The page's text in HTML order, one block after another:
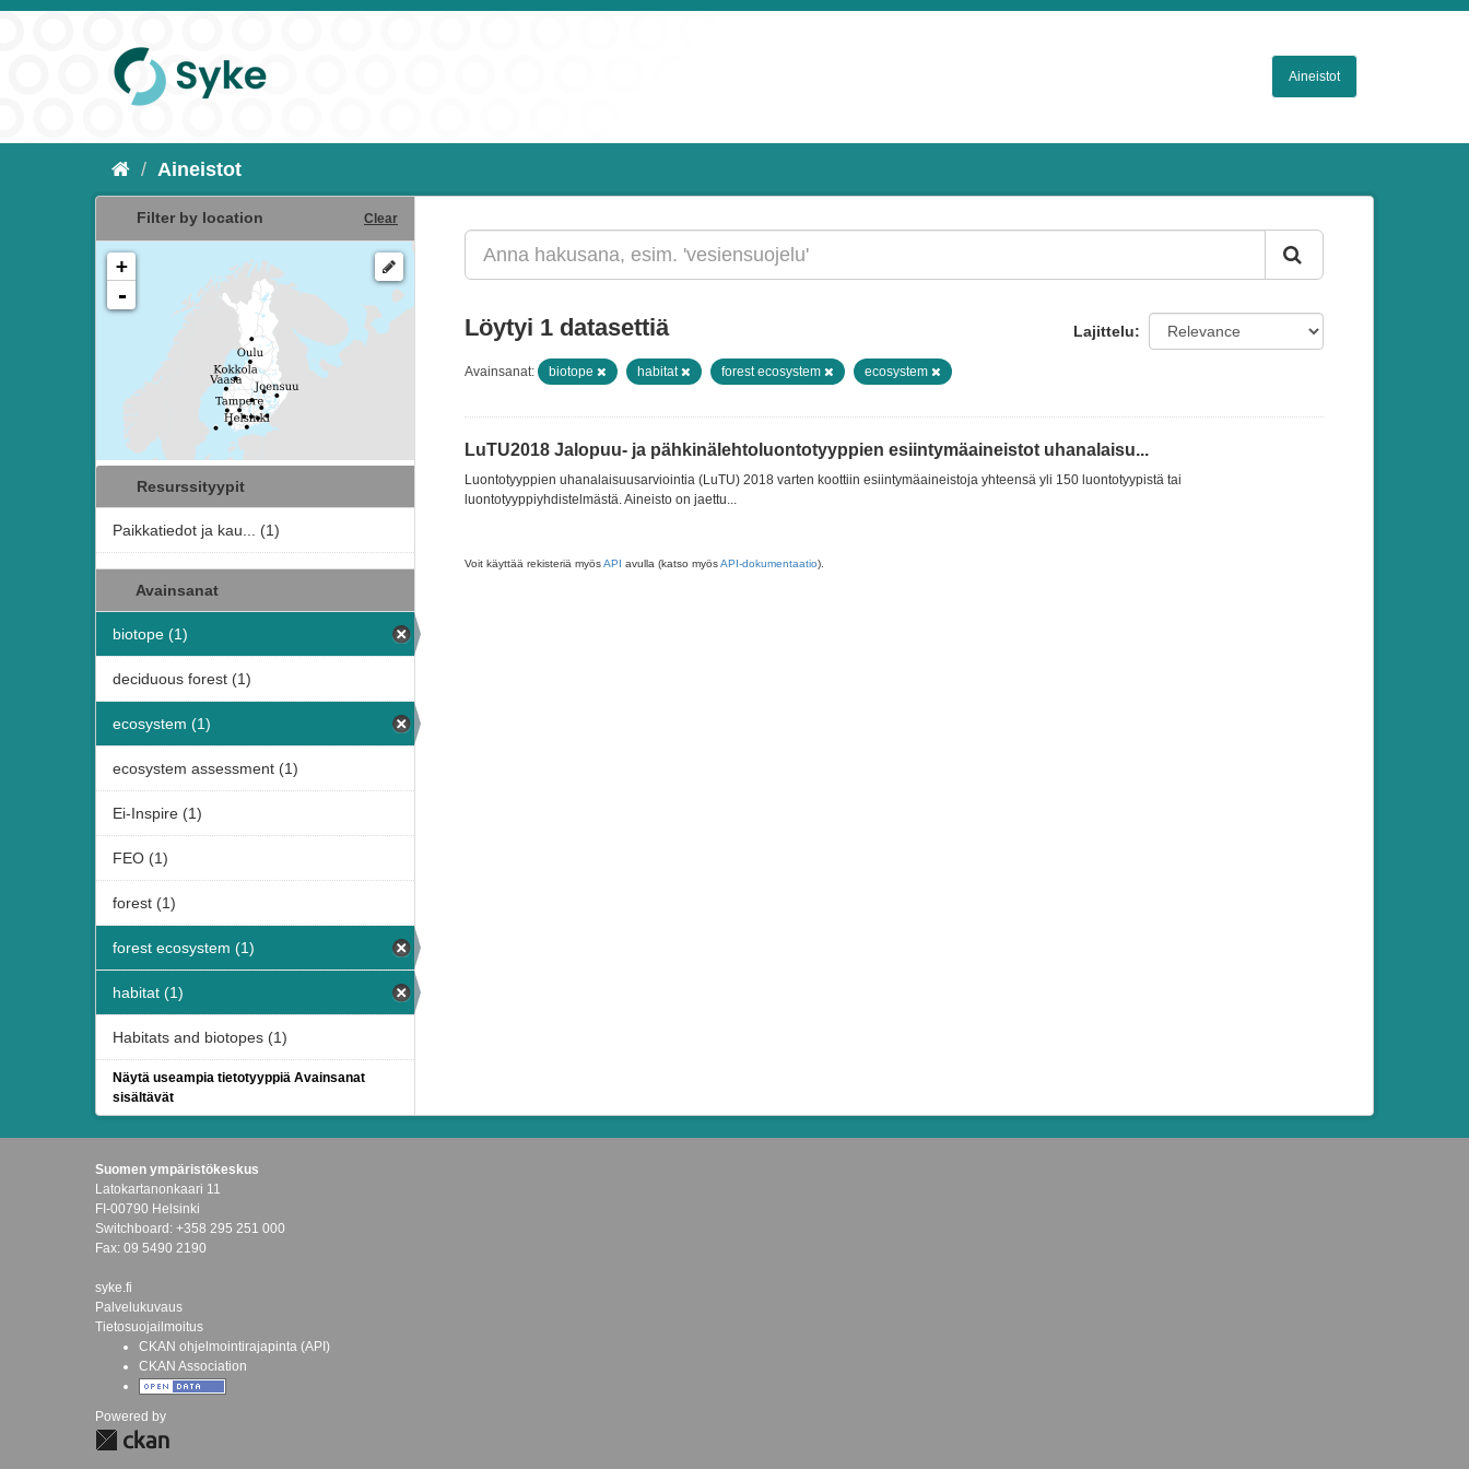
Aineistot
Aineistot
Filter by location Clear
+
-
Resurssityypit
Paikkatiedot ja kau... (1)
Avainsanat
biotope (1)
deciduous forest (1)
ecosystem (1)
ecosystem assessment (1)
Ei-Inspire (1)
FEO (1)
forest (1)
forest ecosystem (1)
habitat (1)
Habitats and biotopes (1)
Näytä useampia tietotyyppiä Avainsanat
sisältävät
Lajittelu
Löytyi 1 datasettiä
Avainsanat: biotope habitat forest ecosystem ecosystem
LuTU2018 Jalopuu- ja pähkinälehtoluontotyyppien esiintymäaineistot uhanalaisu...
Luontotyyppien uhanalaisuusarviointia (LuTU) 2018 varten koottiin esiintymäaineistoja yhteensä yli 150 luontotyypistä tai
luontotyyppiyhdistelmästä. Aineisto on jaettu...
Voit käyttää rekisteriä myösAPI avulla (katso myösAPI-dokumentaatio).
Suomen ympäristökeskus
Latokartanonkaari 11
FI-00790 Helsinki
Switchboard: +358 295 251 000
Fax: 09 5490 2190
syke.fi
Palvelukuvaus
Tietosuojailmoitus
CKAN ohjelmointirajapinta (API)
CKAN Association
Powered by